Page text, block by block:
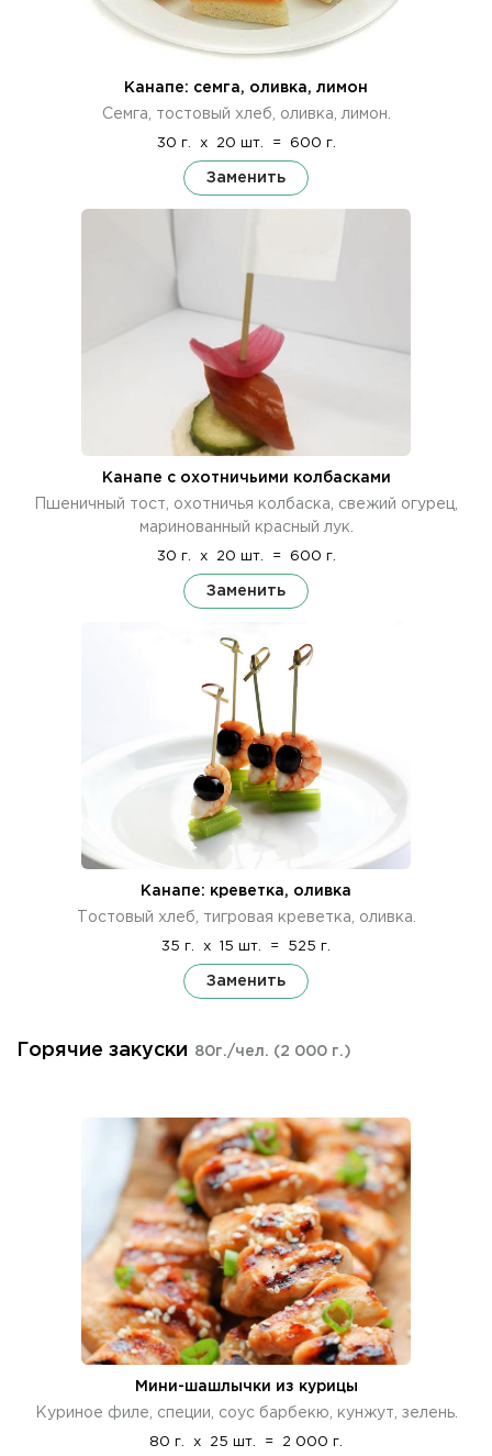
Канапе: семга, оливка, лимон
Семга, тостовый хлеб, оливка, лимон.
30 г. x 20 шт. = 600 г.
Заменить
Канапе с охотничьими колбасками
Пшеничный тост, охотничья колбаска, свежий огурец,
маринованный красный лук.
30 г. x 20 шт. = 600 г.
Заменить
Канапе: креветка, оливка
Тостовый хлеб, тигровая креветка, оливка.
35 г. x 15 шт. = 525 г.
Заменить
Горячие закуски 80г./чел. (2 000 г.)
Мини-шашлычки из курицы
Куриное филе, специи, соус барбекю, кунжут, зелень.
80 г. x 25 шт. = 2 000 г.